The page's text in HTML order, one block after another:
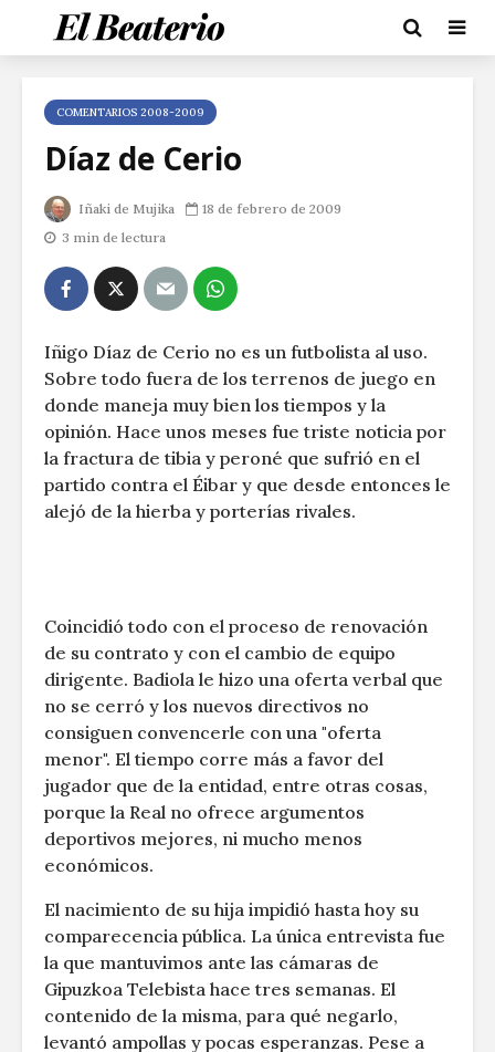
COMENTARIOS 2008-2009
Díaz de Cerio
Iñaki de Mujika
18 de febrero de 2009
3 min de lectura
Iñigo Díaz de Cerio no es un futbolista al uso.
Sobre todo fuera de los terrenos de juego en
donde maneja muy bien los tiempos y la
opinión. Hace unos meses fue triste noticia por
la fractura de tibia y peroné que sufrió en el
partido contra el Éibar y que desde entonces le
alejó de la hierba y porterías rivales.
Coincidió todo con el proceso de renovación
de su contrato y con el cambio de equipo
dirigente. Badiola le hizo una oferta verbal que
no se cerró y los nuevos directivos no
consiguen convencerle con una "oferta
menor". El tiempo corre más a favor del
jugador que de la entidad, entre otras cosas,
porque la Real no ofrece argumentos
deportivos mejores, ni mucho menos
económicos.
El nacimiento de su hija impidió hasta hoy su
comparecencia pública. La única entrevista fue
la que mantuvimos ante las cámaras de
Gipuzkoa Telebista hace tres semanas. El
contenido de la misma, para qué negarlo,
levantó ampollas y pocas esperanzas. Pese a